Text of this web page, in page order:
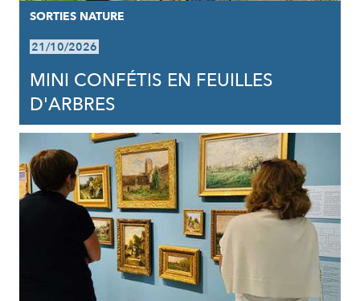
SORTIES NATURE
21/10/2026
MINI CONFÉTIS EN FEUILLES
D'ARBRES